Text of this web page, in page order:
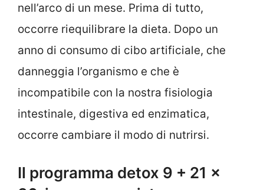
nell’arco di un mese. Prima di tutto,
occorre riequilibrare la dieta. Dopo un
anno di consumo di cibo artificiale, che
danneggia l’organismo e che è
incompatibile con la nostra fisiologia
intestinale, digestiva ed enzimatica,
occorre cambiare il modo di nutrirsi.
Il programma detox 9 + 21 x